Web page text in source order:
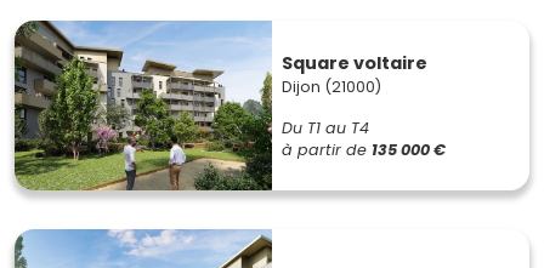
Square voltaire
Dijon (21000)
Du T1 au T4
à partir de 135 000 €